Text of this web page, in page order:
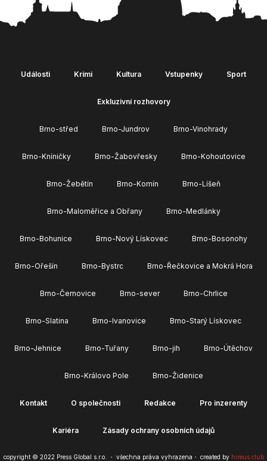
Události Krimi Kultura Vstupenky Sport
Exkluzivní rozhovory
Brno-střed Brno-Jundrov Brno-Vinohrady
Brno-Kníničky Brno-Žabovřesky Brno-Kohoutovice
Brno-Žebětín Brno-Komín Brno-Líšeň
Brno-Maloměřice a Obřany Brno-Medlánky
Brno-Bohunice Brno-Nový Lískovec Brno-Bosonohy
Brno-Ořešín Brno-Bystrc Brno-Řečkovice a Mokrá Hora
Brno-Černovice Brno-sever Brno-Chrlice
Brno-Slatina Brno-Ivanovice Brno-Starý Lískovec
Brno-Jehnice Brno-Tuřany Brno-jih Brno-Útěchov
Brno-Královo Pole Brno-Židenice
Kontakt O společnosti Redakce Pro inzerenty
Kariéra Zásady ochrany osobních údajů
copyright © 2022 Press Global s.r.o. ・ všechna práva vyhrazena・ created by hireus.club